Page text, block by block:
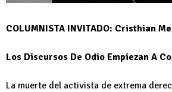
COLUMNISTA INVITADO: Cristhian
Los Discursos De Odio Empiezan A
La muerte del activista de extrema